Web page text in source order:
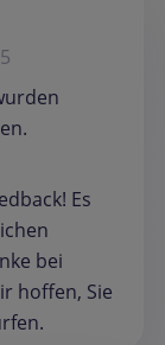
Es
bei
hoffen, Sie